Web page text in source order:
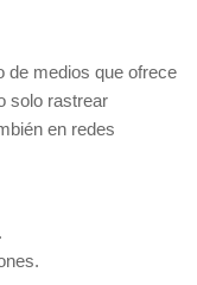
de medios que ofrece
solo rastrear
en redes